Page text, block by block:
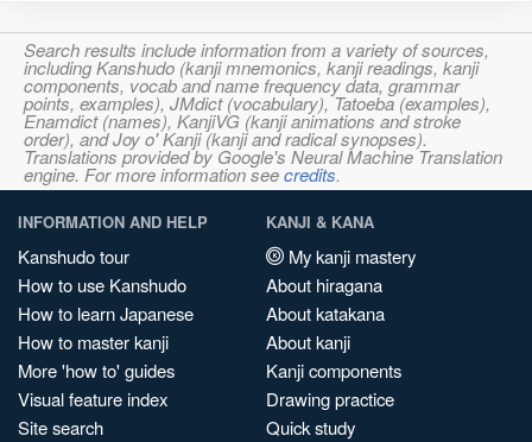
Search results include information from a variety of sources,
including Kanshudo (kanji mnemonics, kanji readings, kanji
components, vocab and name frequency data, grammar
points, examples), JMdict (vocabulary), Tatoeba (examples),
Enamdict (names), KanjiVG (kanji animations and stroke
order), and Joy o' Kanji (kanji and radical synopses).
Translations provided by Google's Neural Machine Translation
engine. For more information seecredits.
INFORMATION AND HELP
Kanshudo tour
How to use Kanshudo
How to learn Japanese
How to master kanji
More 'how to' guides
Visual feature index
Site search
KANJI & KANA
My kanji mastery
About hiragana
About katakana
About kanji
Kanji components
Drawing practice
Quick study